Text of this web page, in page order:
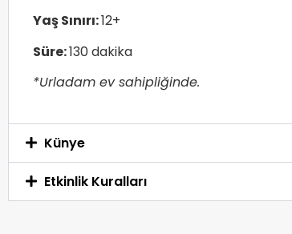
Yaş Sınırı:12+
Süre:130 dakika
*Urladam ev sahipliğinde.
Künye
Etkinlik Kuralları